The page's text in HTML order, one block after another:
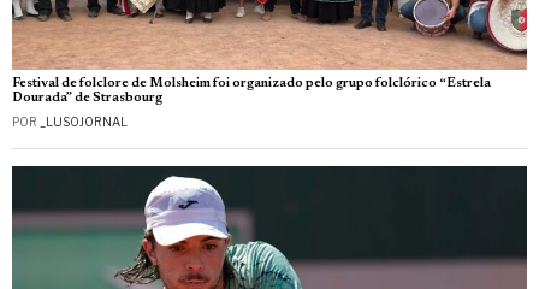
Festival de folclore de Molsheim foi organizado pelo grupo folclórico “Estrela
Dourada” de Strasbourg
POR _LUSOJORNAL